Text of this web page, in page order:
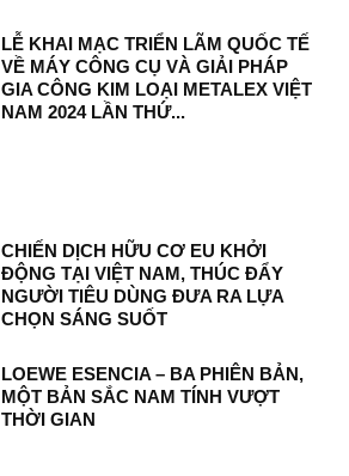
LỄ KHAI MẠC TRIỂN LÃM QUỐC TẾ
VỀ MÁY CÔNG CỤ VÀ GIẢI PHÁP
GIA CÔNG KIM LOẠI METALEX VIỆT
NAM 2024 LẦN THỨ...
CHIẾN DỊCH HỮU CƠ EU KHỞI
ĐỘNG TẠI VIỆT NAM, THÚC ĐẨY
NGƯỜI TIÊU DÙNG ĐƯA RA LỰA
CHỌN SÁNG SUỐT
LOEWE ESENCIA – BA PHIÊN BẢN,
MỘT BẢN SẮC NAM TÍNH VƯỢT
THỜI GIAN